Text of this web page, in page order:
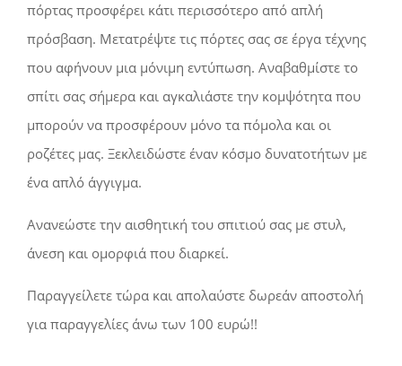
πόρτας προσφέρει κάτι περισσότερο από απλή
πρόσβαση. Μετατρέψτε τις πόρτες σας σε έργα τέχνης
που αφήνουν μια μόνιμη εντύπωση. Αναβαθμίστε το
σπίτι σας σήμερα και αγκαλιάστε την κομψότητα που
μπορούν να προσφέρουν μόνο τα πόμολα και οι
ροζέτες μας. Ξεκλειδώστε έναν κόσμο δυνατοτήτων με
ένα απλό άγγιγμα.
Ανανεώστε την αισθητική του σπιτιού σας με στυλ,
άνεση και ομορφιά που διαρκεί.
Παραγγείλετε τώρα και απολαύστε δωρεάν αποστολή
για παραγγελίες άνω των 100 ευρώ!!